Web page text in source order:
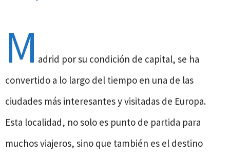
M adrid por su condición de capital, se ha
convertido a lo largo del tiempo en una de las
ciudades más interesantes y visitadas de Europa.
Esta localidad, no solo es punto de partida para
muchos viajeros, sino que también es el destino